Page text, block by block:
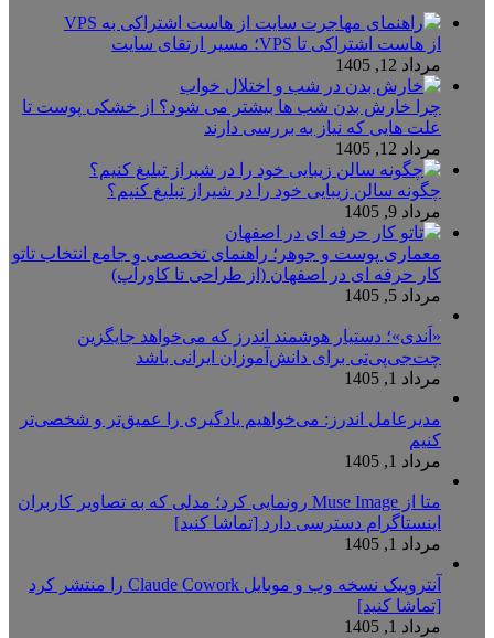
از هاست اشتراکی تا VPS؛ مسیر ارتقای سایت
مرداد 12, 1405
چرا خارش بدن شب ها بیشتر می شود؟ از خشکی پوست تا
علت هایی که نیاز به بررسی دارند
مرداد 12, 1405
چگونه سالن زیبایی خود را در شیراز تبلیغ کنیم؟
مرداد 9, 1405
معماری پوست و جوهر؛ راهنمای تخصصی و جامع انتخاب تاتو
کار حرفه ای در اصفهان (از طراحی تا کاورآپ)
مرداد 5, 1405
«اَندی»؛ دستیار هوشمند اندرز که می‌خواهد جایگزین
چت‌جی‌پی‌تی برای دانش‌آموزان ایرانی باشد
مرداد 1, 1405
مدیرعامل اندرز: می‌خواهیم یادگیری را عمیق‌تر و شخصی‌تر
کنیم
مرداد 1, 1405
متا از Muse Image رونمایی کرد؛ مدلی که به تصاویر کاربران
اینستاگرام دسترسی دارد [تماشا کنید]
مرداد 1, 1405
آنتروپیک نسخه وب و موبایل Claude Cowork را منتشر کرد
[تماشا کنید]
مرداد 1, 1405